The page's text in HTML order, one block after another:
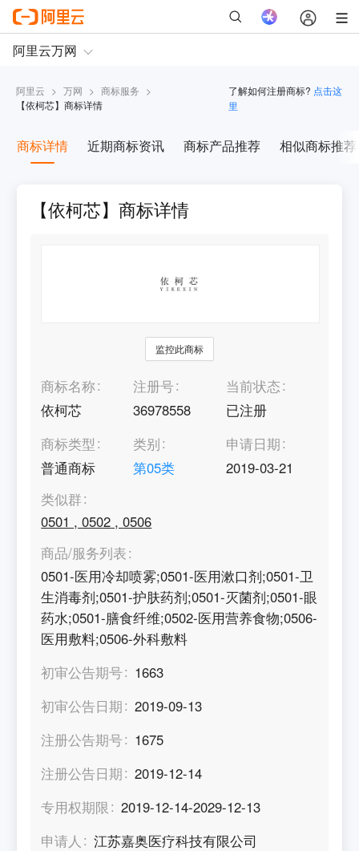
阿里云 > 万网 > 商标服务 >
【依柯芯】商标详情
了解如何注册商标? 点击这
里
商标详情 近期商标资讯 商标产品推荐 相似商标推荐
【依柯芯】商标详情
监控此商标
商标名称
依柯芯
注册号
36978558
当前状态
已注册
商标类型
普通商标
类别
第05类
申请日期
2019-03-21
类似群
0501 ,0502 ,0506
商品/服务列表
0501-医用冷却喷雾;0501-医用漱口剂;0501-卫
生消毒剂;0501-护肤药剂;0501-灭菌剂;0501-眼
药水;0501-膳食纤维;0502-医用营养食物;0506-
医用敷料;0506-外科敷料
初审公告期号
1663
初审公告日期
2019-09-13
注册公告期号
1675
注册公告日期
2019-12-14
专用权期限
2019-12-14-2029-12-13
申请人
江苏嘉奥医疗科技有限公司